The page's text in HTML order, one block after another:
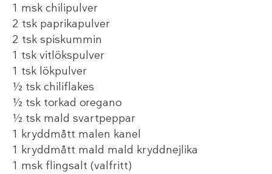
1 msk chilipulver
2 tsk paprikapulver
2 tsk spiskummin
1 tsk vitlökspulver
1 tsk lökpulver
½ tsk chiliflakes
½ tsk torkad oregano
½ tsk mald svartpeppar
1 kryddmått malen kanel
1 kryddmått mald mald kryddnejlika
1 msk flingsalt (valfritt)